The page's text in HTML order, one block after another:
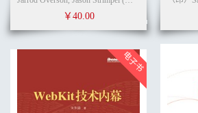
￥40.00